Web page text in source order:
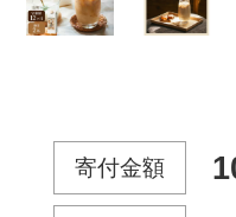
寄付金額